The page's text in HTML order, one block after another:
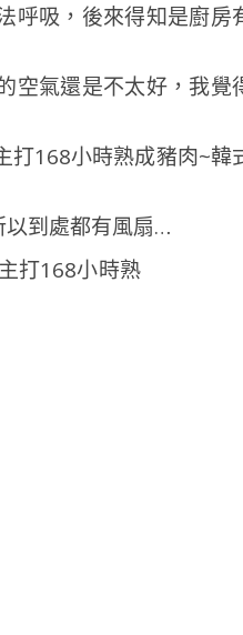
呼吸，後來得知是廚房
空氣還是不太好，我覺
以到處都有風扇…